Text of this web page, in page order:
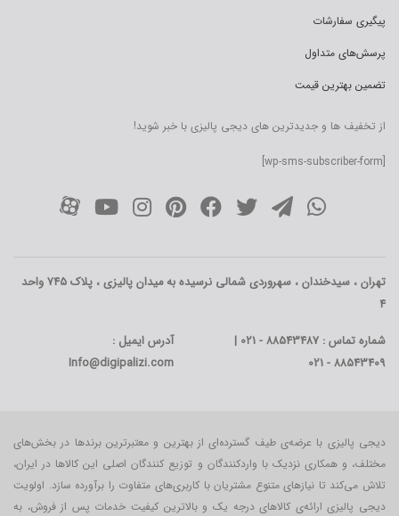
پیگیری سفارشات
پرسش‌های متداول
تضمین بهترین قیمت
از تخفیف ها و جدیدترین های دیجی پالیزی با خبر شوید!
[wp-sms-subscriber-form]
تهران ، سیدخندان ، سهروردی شمالی نرسیده به میدان پالیزی ، پلاک 745 واحد
4
شماره تماس : 88543487 - 021 |
88543409 - 021
آدرس ایمیل :
Info@digipalizi.com
دیجی پالیزی با عرضه‌ی طیف گسترده‌ای از بهترین و معتبرترین برندها در بخش‌های
مختلف، و همکاری نزدیک با واردکنندگان و توزیع کنندگان اصلی این کالاها در ایران،
تلاش می‌کند تا نیازهای متنوع مشتریان با کاربری‌‌های متفاوت را برآورده سازد. اولویت
دیجی پالیزی ارائه‌ی کالاهای درجه یک و بالاترین کیفیت خدمات پس از فروش، به